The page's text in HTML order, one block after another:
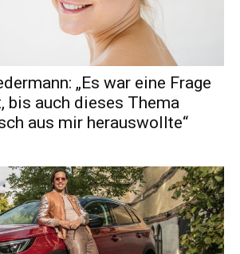
„Es war eine Frage
bis auch dieses Thema
aus mir herauswollte“